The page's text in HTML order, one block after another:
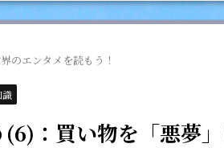
のエンタメを読もう！
：買い物を「悪夢